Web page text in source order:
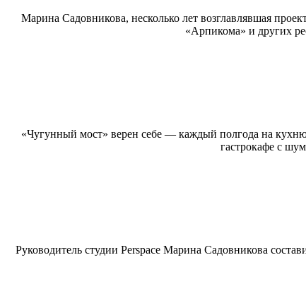
Марина Садовникова, несколько лет возглавлявшая
«Арпикома» и других
«Чугунный мост» верен себе — каждый полгода на
гастрокафе с
Руководитель студии Perspace Марина Садовникова